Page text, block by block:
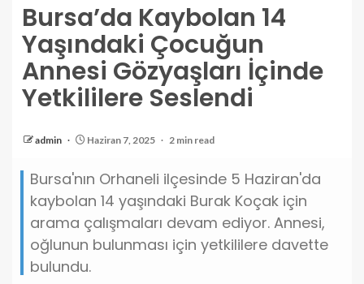
Bursa’da Kaybolan 14
Yaşındaki Çocuğun
Annesi Gözyaşları İçinde
Yetkililere Seslendi
admin Haziran 7, 2025 2 min read
Bursa'nın Orhaneli ilçesinde 5 Haziran'da
kaybolan 14 yaşındaki Burak Koçak için
arama çalışmaları devam ediyor. Annesi,
oğlunun bulunması için yetkililere davette
bulundu.